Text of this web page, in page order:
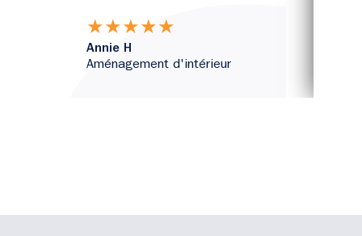
★★★★★
Annie H
Aménagement d'intérieur